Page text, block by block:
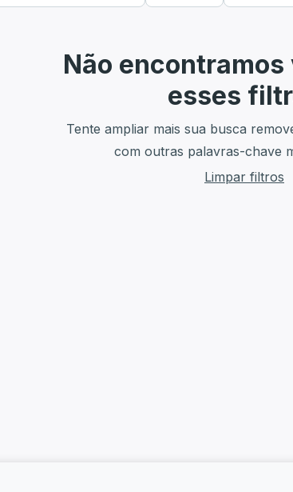
Não encontramos
esses
Tente ampliar mais sua busca
com outras palavras-chave
Limpar filtros